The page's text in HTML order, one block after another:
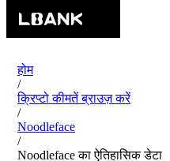
होम
/
क्रिप्टो कीमतें ब्राउज़ करें
/
Noodleface
/
Noodleface का ऐतिहासिक डेटा